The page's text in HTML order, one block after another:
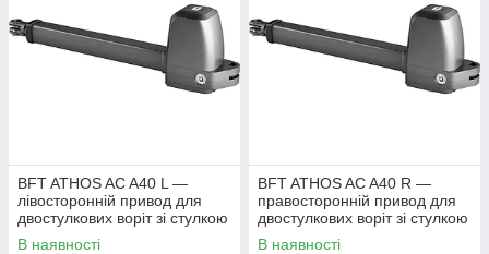
BFT ATHOS AC A40 L —
лівосторонній привод для
двостулкових воріт зі стулкою
до 4 м
В наявності
BFT ATHOS AC A40 R —
правосторонній привод для
двостулкових воріт зі стулкою
до 4 м
В наявності